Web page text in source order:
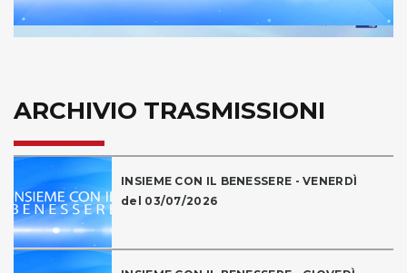
ARCHIVIO TRASMISSIONI
INSIEME CON IL BENESSERE - VENERDÌ
del 03/07/2026